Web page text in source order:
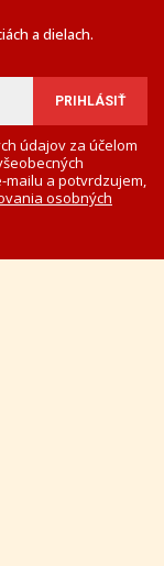
a dielach.
údajov za účelom
a potvrdzujem,
osobných